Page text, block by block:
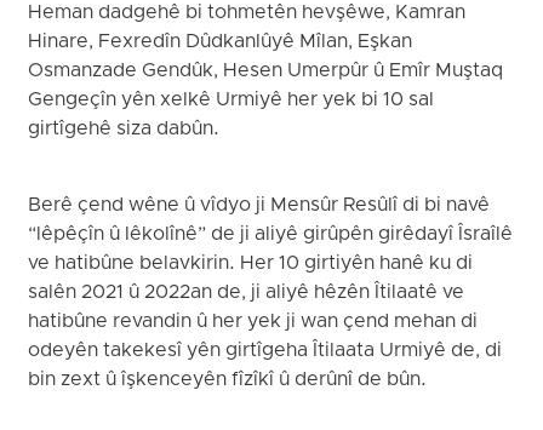
Heman dadgehê bi tohmetên hevşêwe, Kamran
Hinare, Fexredîn Dûdkanlûyê Mîlan, Eşkan
Osmanzade Gendûk, Hesen Umerpûr û Emîr Muştaq
Gengeçîn yên xelkê Urmiyê her yek bi 10 sal
girtîgehê siza dabûn.
Berê çend wêne û vîdyo ji Mensûr Resûlî di bi navê
“lêpêçîn û lêkolînê” de ji aliyê girûpên girêdayî Îsraîlê
ve hatibûne belavkirin. Her 10 girtiyên hanê ku di
salên 2021 û 2022an de, ji aliyê hêzên Îtilaatê ve
hatibûne revandin û her yek ji wan çend mehan di
odeyên takekesî yên girtîgeha Îtilaata Urmiyê de, di
bin zext û îşkenceyên fîzîkî û derûnî de bûn.